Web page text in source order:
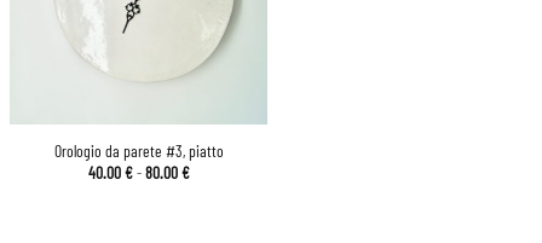
Orologio da parete #3, piatto
40.00€ - 80.00€Fascia